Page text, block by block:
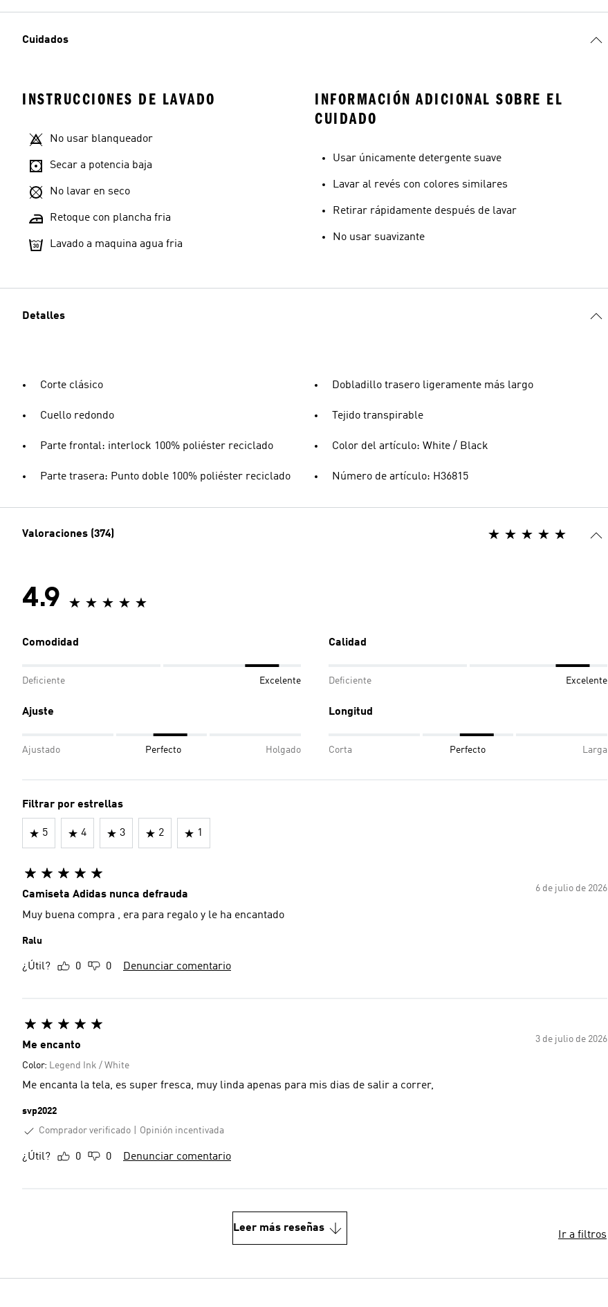
Cuidados
INSTRUCCIONES DE LAVADO
No usar blanqueador
Secar a potencia baja
No lavar en seco
Retoque con plancha fria
Lavado a maquina agua fria
INFORMACIÓN ADICIONAL SOBRE EL
CUIDADO
Usar únicamente detergente suave
Lavar al revés con colores similares
Retirar rápidamente después de lavar
No usar suavizante
Detalles
Corte clásico
Cuello redondo
Parte frontal: interlock 100% poliéster reciclado
Parte trasera: Punto doble 100% poliéster reciclado
Dobladillo trasero ligeramente más largo
Tejido transpirable
Color del artículo: White / Black
Número de artículo: H36815
Valoraciones (374)
4.9
Comodidad
Deficiente Excelente
Calidad
Deficiente Excelente
Ajuste
Ajustado Perfecto Holgado
Longitud
Corta Perfecto Larga
Filtrar por estrellas
5 4 3 2 1
6 de julio de 2026
Camiseta Adidas nunca defrauda
Muy buena compra , era para regalo y le ha encantado
Ralu
¿Útil? 0 0 Denunciar comentario
3 de julio de 2026
Me encanto
Color: Legend Ink / White
Me encanta la tela, es super fresca, muy linda apenas para mis dias de salir a correr,
svp2022
Comprador verificado
Opinión incentivada
¿Útil? 0 0 Denunciar comentario
Leer más reseñas
Ir a filtros